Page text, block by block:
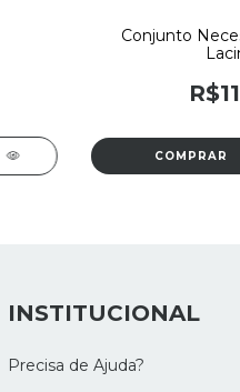
Conjunto
INSTITUCIONAL
Precisa de Ajuda?